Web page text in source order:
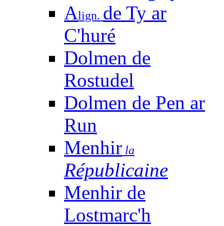
Align. de Ty ar
C'huré
Dolmen de
Rostudel
Dolmen de Pen ar
Run
Menhir la
Républicaine
Menhir de
Lostmarc'h